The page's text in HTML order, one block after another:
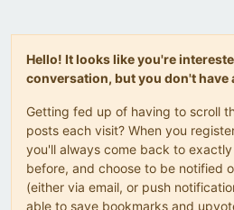
Hello! It looks like you're
conversation, but you don't have
Getting fed up of having to scroll
posts each visit? When you
you'll always come back to
before, and choose to be notified
(either via email, or push
able to save bookmarks and